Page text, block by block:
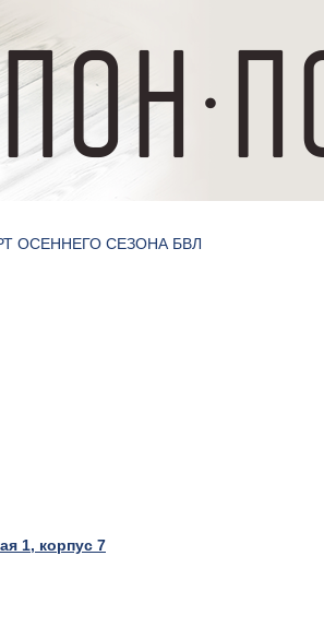
ОСЕННЕГО СЕЗОНА БВЛ
1, корпус 7